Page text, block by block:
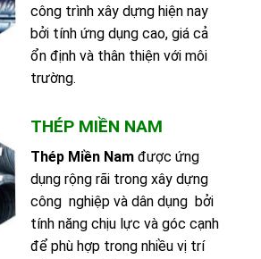
công trình xây dựng hiện nay
bởi tính ứng dụng cao, giá cả
ổn định và thân thiện với môi
trường.
THÉP MIỀN NAM
Thép Miền Nam được ứng
dụng rộng rãi trong xây dựng
công nghiệp và dân dụng bởi
tính năng chịu lực và góc cạnh
để phù hợp trong nhiều vị trí